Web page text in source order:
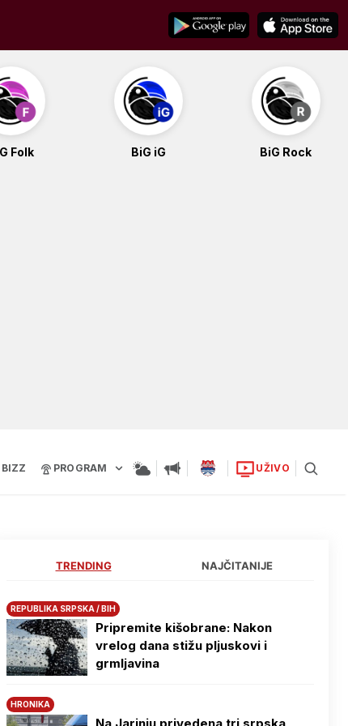
Folk BiG iG BiG Rock
BIZZ PROGRAM UŽIVO
TRENDING NAJČITANIJE
REPUBLIKA SRPSKA / BIH
Pripremite kišobrane: Nakon
vrelog dana stižu pljuskovi i
grmljavina
HRONIKA